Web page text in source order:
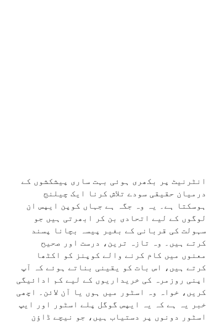
انٹرنیٹ پر بکھری ہوئی بہت ساری پیشکشوں کے
درمیان حقیقی سودے تلاش کرنا ایک چیلنج
ہوسکتا ہے۔ یہ وہ جگہ ہے جہاں کوپن ایپس ان
لوگوں کے لیے اتحادی بن کر ابھرتی ہیں جو
سہولت کی قربانی کے بغیر پیسہ بچانا پسند
کرتے ہیں۔ وہ تازہ ترین، درست اور صحیح
معنوں میں کام کرنے والے کوپنز کو اکٹھا
کرتے ہیں، اس بات کو یقینی بناتے ہوئے کہ آپ
اپنی روزمرہ کی خریداریوں کے لیے کم ادائیگی
کریں، خواہ وہ اسٹور میں ہوں یا آن لائن۔ اچھی
خبر یہ ہے کہ یہ ایپس گوگل پلے اسٹور اور ایپ
اسٹور دونوں پر دستیاب ہیں، جو نیچے ڈاؤن